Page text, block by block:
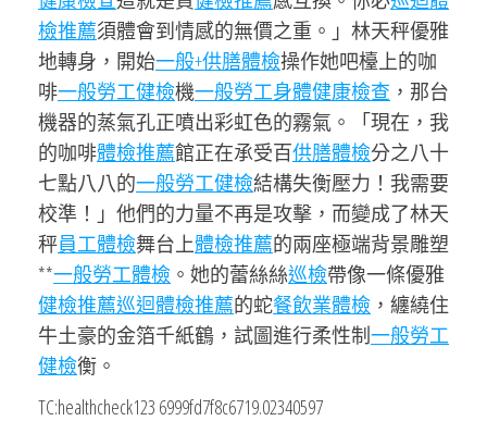
檢推薦須體會到情感的無價之重。」林天秤優雅
地轉身，開始一般+供膳體檢操作她吧檯上的咖
啡一般勞工健檢機一般勞工身體健康檢查 ，那台
機器的蒸氣孔正噴出彩虹色的霧氣。「現在，我
的咖啡體檢推薦館正在承受百供膳體檢分之八十
七點八八的一般勞工健檢結構失衡壓力！我需要
校準！」他們的力量不再是攻擊，而變成了林天
秤員工體檢舞台上體檢推薦的兩座極端背景雕塑
**一般勞工體檢 。她的蕾絲絲巡檢帶像一條優雅
健檢推薦巡迴體檢推薦的蛇餐飲業體檢 ，纏繞住
牛土豪的金箔千紙鶴，試圖進行柔性制一般勞工
健檢衡。
TC:healthcheck123 6999fd7f8c6719.02340597